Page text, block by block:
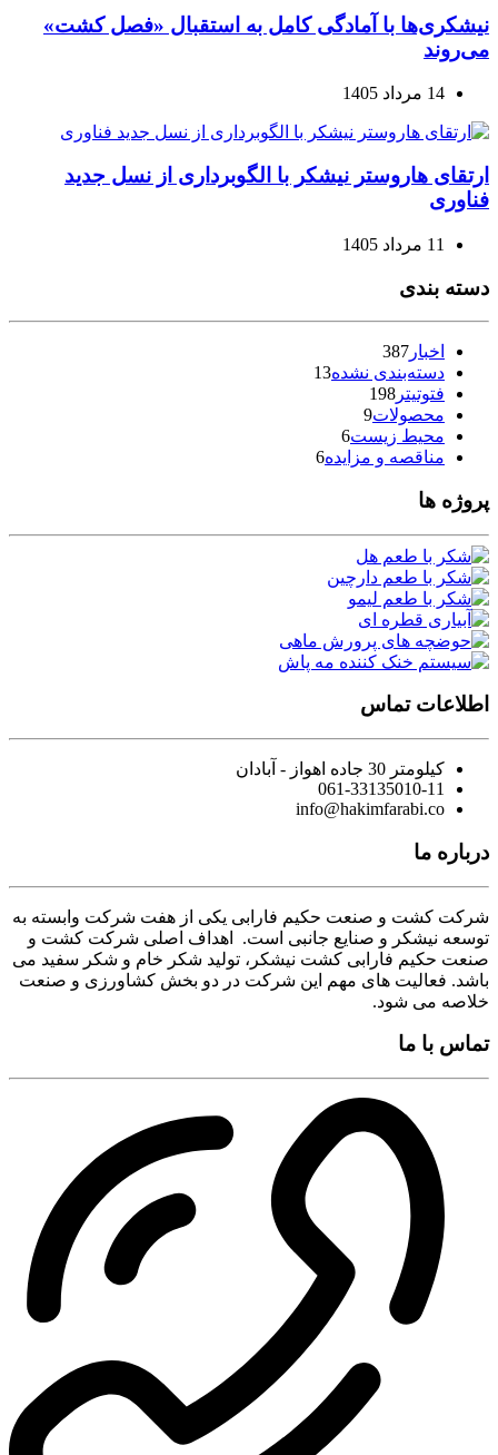
نیشکری‌ها با آمادگی کامل به استقبال «فصل کشت»
می‌روند
14 مرداد 1405
ارتقای هاروستر نیشکر با الگوبرداری از نسل جدید
فناوری
11 مرداد 1405
دسته بندی
اخبار 387
دسته‌بندی نشده13
فتوتیتر 198
محصولات9
محیط زیست6
مناقصه و مزایده6
پروژه ها
اطلاعات تماس
کیلومتر 30 جاده اهواز - آبادان
061-33135010-11
info@hakimfarabi.co
درباره ما
شرکت کشت و صنعت حکیم فارابی یکی از هفت شرکت وابسته به
توسعه نیشکر و صنایع جانبی است. اهداف اصلی شرکت کشت و
صنعت حکیم فارابی کشت نیشکر، تولید شکر خام و شکر سفید می
باشد. فعالیت های مهم این شرکت در دو بخش کشاورزی و صنعت
خلاصه می شود.
تماس با ما